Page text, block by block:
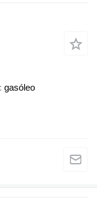
gasóleo